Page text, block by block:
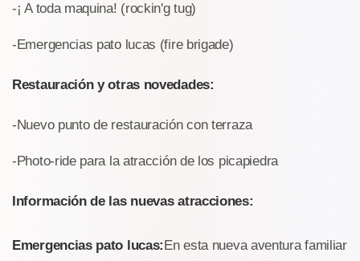
-¡ A toda maquina! (rockin'g tug)
-Emergencias pato lucas (fire brigade)
Restauración y otras novedades:
-Nuevo punto de restauración con terraza
-Photo-ride para la atracción de los picapiedra
Información de las nuevas atracciones:
Emergencias pato lucas:En esta nueva aventura familiar